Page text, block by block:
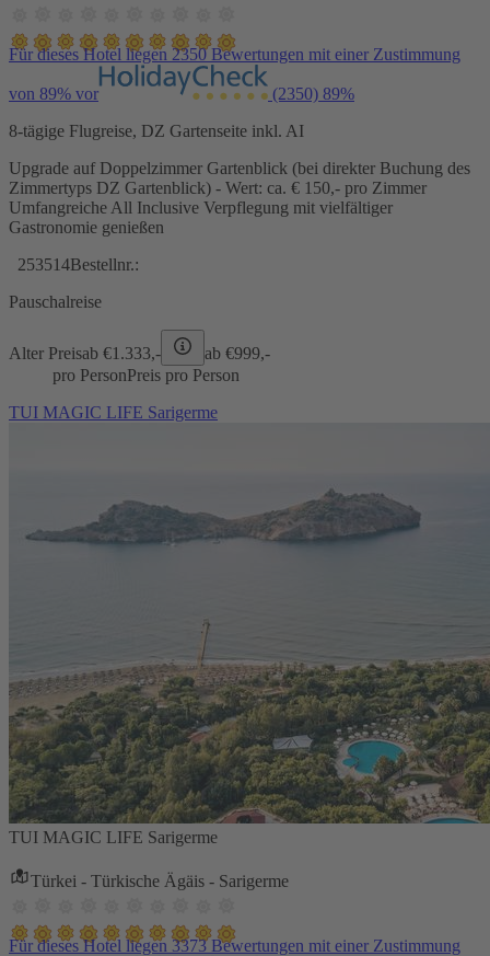
Für dieses Hotel liegen 2350 Bewertungen mit einer Zustimmung
von 89% vor (2350) 89%
8-tägige Flugreise, DZ Gartenseite inkl. AI
Upgrade auf Doppelzimmer Gartenblick (bei direkter Buchung des
Zimmertyps DZ Gartenblick) - Wert: ca. € 150,- pro Zimmer
Umfangreiche All Inclusive Verpflegung mit vielfältiger
Gastronomie genießen
253514Bestellnr.:
Pauschalreise
Alter Preisab €1.333,- ab €999,-
pro PersonPreis pro Person
TUI MAGIC LIFE Sarigerme
TUI MAGIC LIFE Sarigerme
Türkei - Türkische Ägäis - Sarigerme
Für dieses Hotel liegen 3373 Bewertungen mit einer Zustimmung